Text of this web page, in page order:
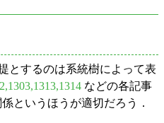
とするのは系統樹によって表
などの各記事
というほうが適切だろう．